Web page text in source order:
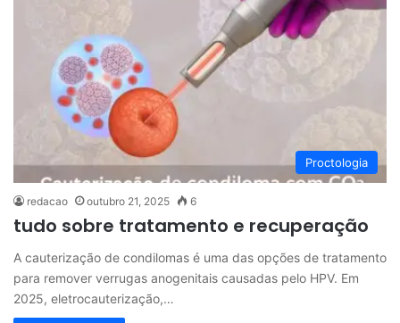
Proctologia
redacao outubro 21, 2025 6
tudo sobre tratamento e recuperação
A cauterização de condilomas é uma das opções de tratamento
para remover verrugas anogenitais causadas pelo HPV. Em
2025, eletrocauterização,…